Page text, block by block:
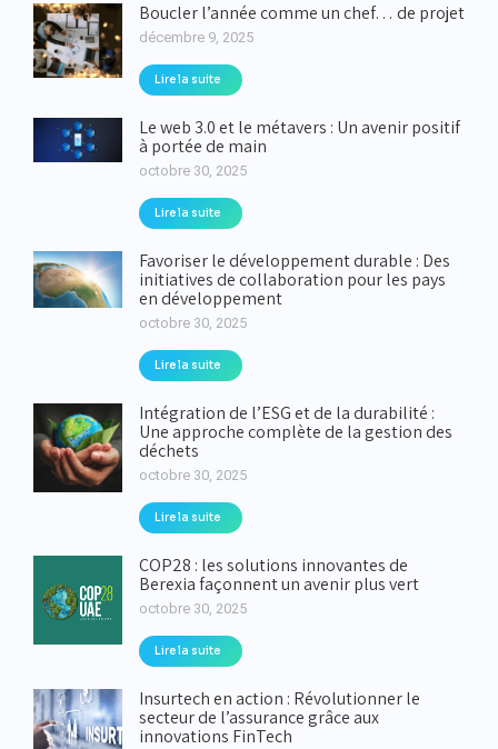
Boucler l’année comme un chef… de projet
décembre 9, 2025
Lire la suite
Le web 3.0 et le métavers : Un avenir positif
à portée de main
octobre 30, 2025
Lire la suite
Favoriser le développement durable : Des
initiatives de collaboration pour les pays
en développement
octobre 30, 2025
Lire la suite
Intégration de l’ESG et de la durabilité :
Une approche complète de la gestion des
déchets
octobre 30, 2025
Lire la suite
COP28 : les solutions innovantes de
Berexia façonnent un avenir plus vert
octobre 30, 2025
Lire la suite
Insurtech en action : Révolutionner le
secteur de l’assurance grâce aux
innovations FinTech